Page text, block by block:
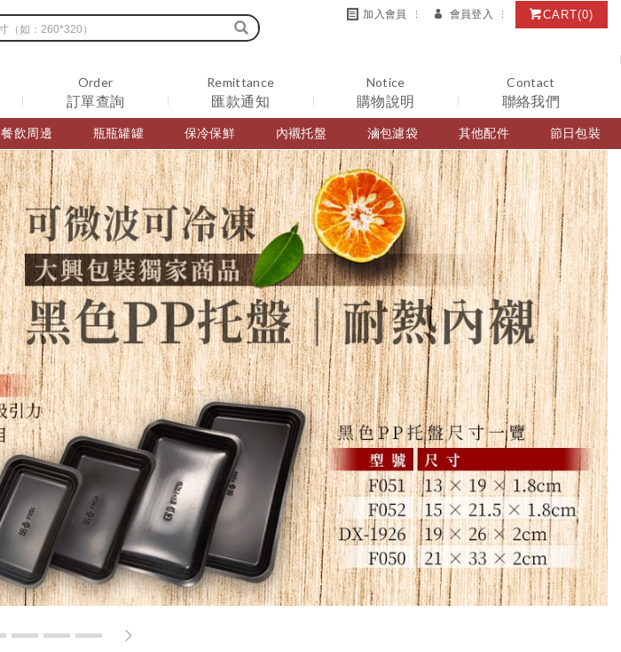
加入會員 會員登入 CART(0)
餐飲周邊 瓶瓶罐罐 保冷保鮮 內襯托盤 滷包濾袋 其他配件 節日包裝
Order
訂單查詢
Remittance
匯款通知
Notice
購物說明
Contact
聯絡我們
3 4 5